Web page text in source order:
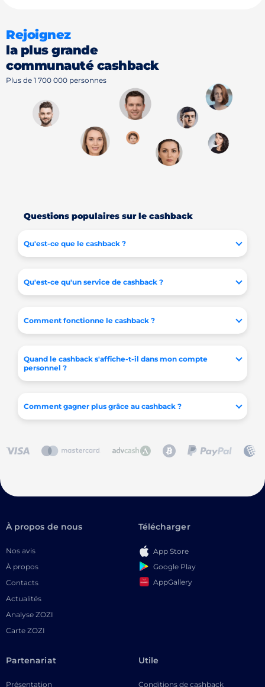
Rejoignez
la plus grande
communauté cashback
Plus de 1 700 000 personnes
Questions populaires sur le cashback
Qu'est-ce que le cashback ?
Qu'est-ce qu'un service de cashback ?
Comment fonctionne le cashback ?
Quand le cashback s'affiche-t-il dans mon compte
personnel ?
Comment gagner plus grâce au cashback ?
À propos de nous
Nos avis
À propos
Contacts
Actualités
Analyse ZOZI
Carte ZOZI
Télécharger
App Store
Google Play
AppGallery
Partenariat
Présentation
Utile
Conditions de cashback